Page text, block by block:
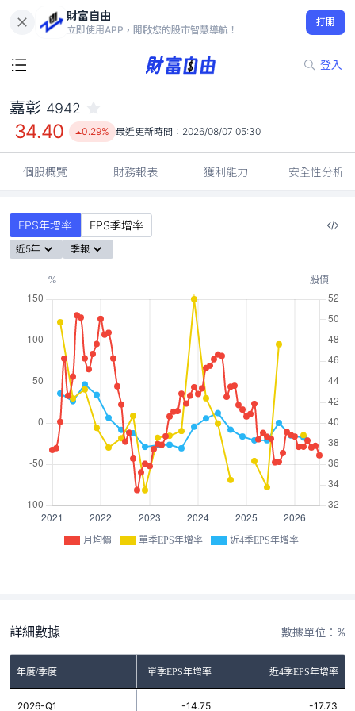
財富自由
立即使用APP，開啟您的股市智慧導航！
打開
登入
34.40
0.29%
嘉彰 4942
34.40 0.29% 最近更新時間： 2026/08/07 05:30
個股概覽 財務報表 獲利能力 安全性分析
EPS年增率 EPS季增率
近5年 季報
月均價 單季EPS年增率 近4季EPS年增率
詳細數據 數據單位：%
年度/季度 單季EPS年增率 近4季EPS年增率
2026-Q1 -14.75 -17.73